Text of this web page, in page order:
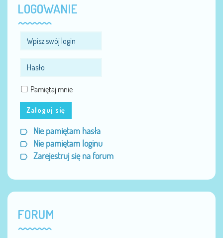
LOGOWANIE
Pamiętaj mnie
Zaloguj się
Nie pamiętam hasła
Nie pamiętam loginu
Zarejestruj się na forum
FORUM